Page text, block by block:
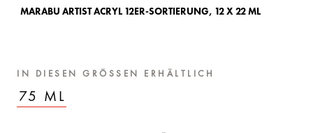
MARABU ARTIST ACRYL 12ER-SORTIERUNG, 12 X 22 ML
IN DIESEN GRÖSSEN ERHÄLTLICH
75 ML